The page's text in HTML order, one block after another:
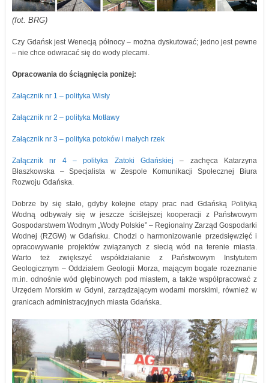
(fot. BRG)
Czy Gdańsk jest Wenecją północy – można dyskutować; jedno jest pewne
– nie chce odwracać się do wody plecami.
Opracowania do ściągnięcia poniżej:
Załącznik nr 1 – polityka Wisły
Załącznik nr 2 – polityka Motławy
Załącznik nr 3 – polityka potoków i małych rzek
Załącznik nr 4 – polityka Zatoki Gdańskiej– zachęca Katarzyna
Błaszkowska – Specjalista w Zespole Komunikacji Społecznej Biura
Rozwoju Gdańska.
Dobrze by się stało, gdyby kolejne etapy prac nad Gdańską Polityką
Wodną odbywały się w jeszcze ściślejszej kooperacji z Państwowym
Gospodarstwem Wodnym „Wody Polskie” – Regionalny Zarząd Gospodarki
Wodnej (RZGW) w Gdańsku. Chodzi o harmonizowanie przedsięwzięć i
opracowywanie projektów związanych z siecią wód na terenie miasta.
Warto też zwiększyć współdziałanie z Państwowym Instytutem
Geologicznym – Oddziałem Geologii Morza, mającym bogate rozeznanie
m.in. odnośnie wód głębinowych pod miastem, a także współpracować z
Urzędem Morskim w Gdyni, zarządzającym wodami morskimi, również w
granicach administracyjnych miasta Gdańska